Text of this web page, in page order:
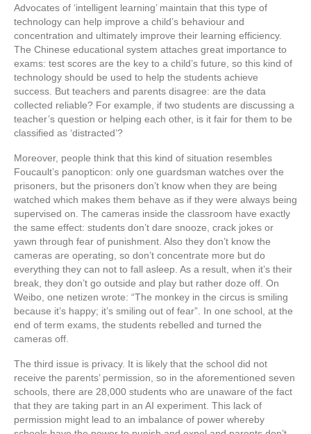
Advocates of ‘intelligent learning’ maintain that this type of
technology can help improve a child’s behaviour and
concentration and ultimately improve their learning efficiency.
The Chinese educational system attaches great importance to
exams: test scores are the key to a child’s future, so this kind of
technology should be used to help the students achieve
success. But teachers and parents disagree: are the data
collected reliable? For example, if two students are discussing a
teacher’s question or helping each other, is it fair for them to be
classified as ‘distracted’?
Moreover, people think that this kind of situation resembles
Foucault’s panopticon: only one guardsman watches over the
prisoners, but the prisoners don’t know when they are being
watched which makes them behave as if they were always being
supervised on. The cameras inside the classroom have exactly
the same effect: students don’t dare snooze, crack jokes or
yawn through fear of punishment. Also they don’t know the
cameras are operating, so don’t concentrate more but do
everything they can not to fall asleep. As a result, when it’s their
break, they don’t go outside and play but rather doze off. On
Weibo, one netizen wrote: “The monkey in the circus is smiling
because it’s happy; it’s smiling out of fear”. In one school, at the
end of term exams, the students rebelled and turned the
cameras off.
The third issue is privacy. It is likely that the school did not
receive the parents’ permission, so in the aforementioned seven
schools, there are 28,000 students who are unaware of the fact
that they are taking part in an AI experiment. This lack of
permission might lead to an imbalance of power whereby